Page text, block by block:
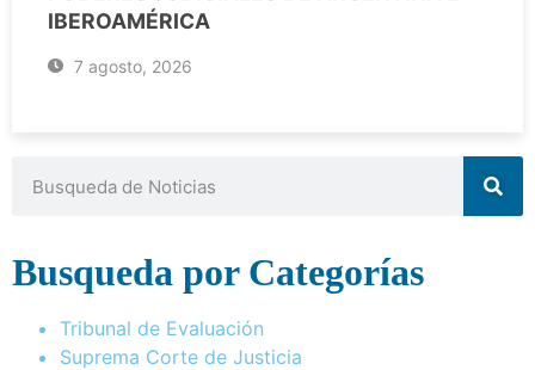
IBEROAMÉRICA
7 agosto, 2026
Busqueda por Categorías
Tribunal de Evaluación
Suprema Corte de Justicia